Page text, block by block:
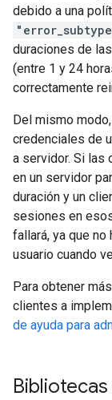
debido a una
duraciones de
(entre 1 y 24
correctamente
Del mismo
credenciales de
a servidor. Si las
en un servidor
duración y un
sesiones en
fallará, ya que no
usuario cuando
Para obtener
clientes a
de ayuda para